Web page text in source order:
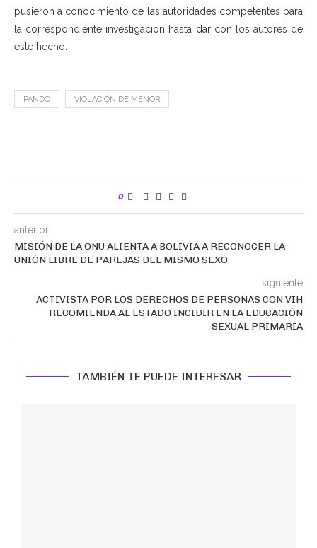
pusieron a conocimiento de las autoridades competentes para
la correspondiente investigación hasta dar con los autores de
este hecho.
PANDO VIOLACIÓN DE MENOR
0
anterior
MISIÓN DE LA ONU ALIENTA A BOLIVIA A RECONOCER LA
UNIÓN LIBRE DE PAREJAS DEL MISMO SEXO
siguiente
ACTIVISTA POR LOS DERECHOS DE PERSONAS CON VIH
RECOMIENDA AL ESTADO INCIDIR EN LA EDUCACIÓN
SEXUAL PRIMARIA
TAMBIÉN TE PUEDE INTERESAR